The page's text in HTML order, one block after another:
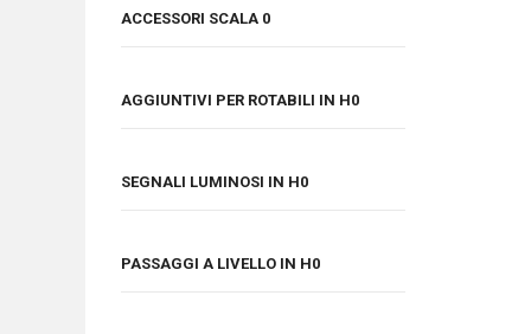
ACCESSORI SCALA 0
AGGIUNTIVI PER ROTABILI IN H0
SEGNALI LUMINOSI IN H0
PASSAGGI A LIVELLO IN H0